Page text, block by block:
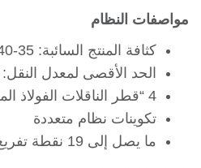
النظام
كثافة المنتج السائبة: 35-40 رطل / قدم³
الحد الأقصى لمعدل النقل: 650 قدم³ / ساعة
تكوينات نظام متعددة
ما يصل إلى 19 نقطة تفريغ لكل نظام